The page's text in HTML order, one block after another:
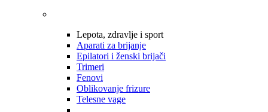
Lepota, zdravlje i sport
Aparati za brijanje
Epilatori i ženski brijači
Trimeri
Fenovi
Oblikovanje frizure
Telesne vage